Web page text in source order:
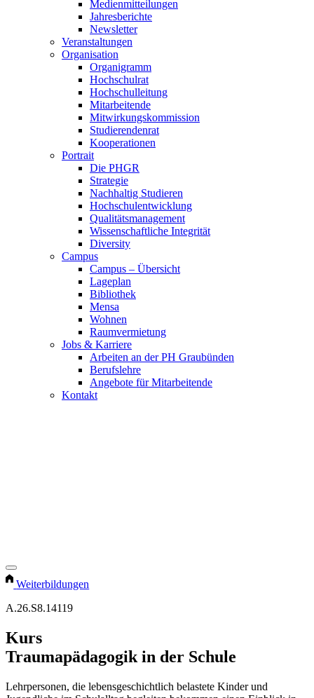
Medienmitteilungen
Jahresberichte
Newsletter
Veranstaltungen
Organisation
Organigramm
Hochschulrat
Hochschulleitung
Mitarbeitende
Mitwirkungskommission
Studierendenrat
Kooperationen
Portrait
Die PHGR
Strategie
Nachhaltig Studieren
Hochschulentwicklung
Qualitätsmanagement
Wissenschaftliche Integrität
Diversity
Campus
Campus – Übersicht
Lageplan
Bibliothek
Mensa
Wohnen
Raumvermietung
Jobs & Karriere
Arbeiten an der PH Graubünden
Berufslehre
Angebote für Mitarbeitende
Kontakt
Weiterbildungen
A.26.S8.14119
Kurs
Traumapädagogik in der Schule
Lehrpersonen, die lebensgeschichtlich belastete Kinder und